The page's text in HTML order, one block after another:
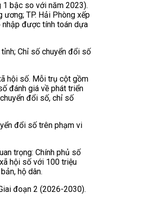
bậc so với năm 2023).
TP. Hải Phòng xếp
nhập được tính toán dựa
Chỉ số chuyển đổi số
hội số. Mỗi trụ cột gồm
đánh giá về phát triển
đổi số, chỉ số
đổi số trên phạm vi
trọng: Chính phủ số
hội số với 100 triệu
hộ dân.
đoạn 2 (2026-2030).